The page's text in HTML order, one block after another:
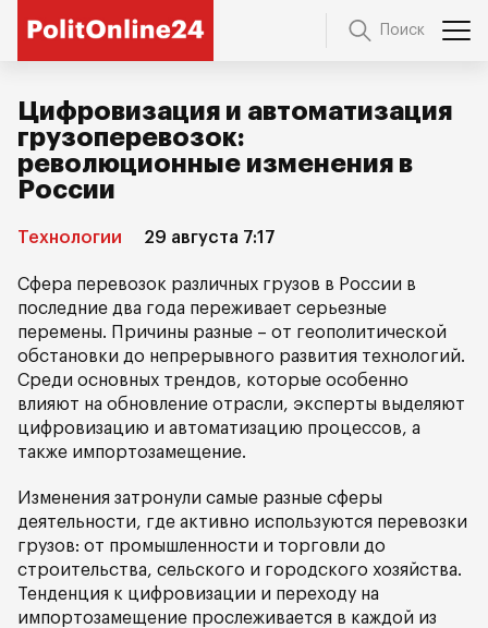
Поиск
Цифровизация и автоматизация
грузоперевозок:
революционные изменения в
России
Технологии 29 августа 7:17
Сфера перевозок различных грузов в России в
последние два года переживает серьезные
перемены. Причины разные – от геополитической
обстановки до непрерывного развития технологий.
Среди основных трендов, которые особенно
влияют на обновление отрасли, эксперты выделяют
цифровизацию и автоматизацию процессов, а
также импортозамещение.
Изменения затронули самые разные сферы
деятельности, где активно используются перевозки
грузов: от промышленности и торговли до
строительства, сельского и городского хозяйства.
Тенденция к цифровизации и переходу на
импортозамещение прослеживается в каждой из